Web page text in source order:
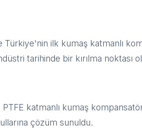
ilk kumaş katmanlı
tarihinde bir kırılma noktası
PTFE katmanlı kumaş
çözüm sunuldu.